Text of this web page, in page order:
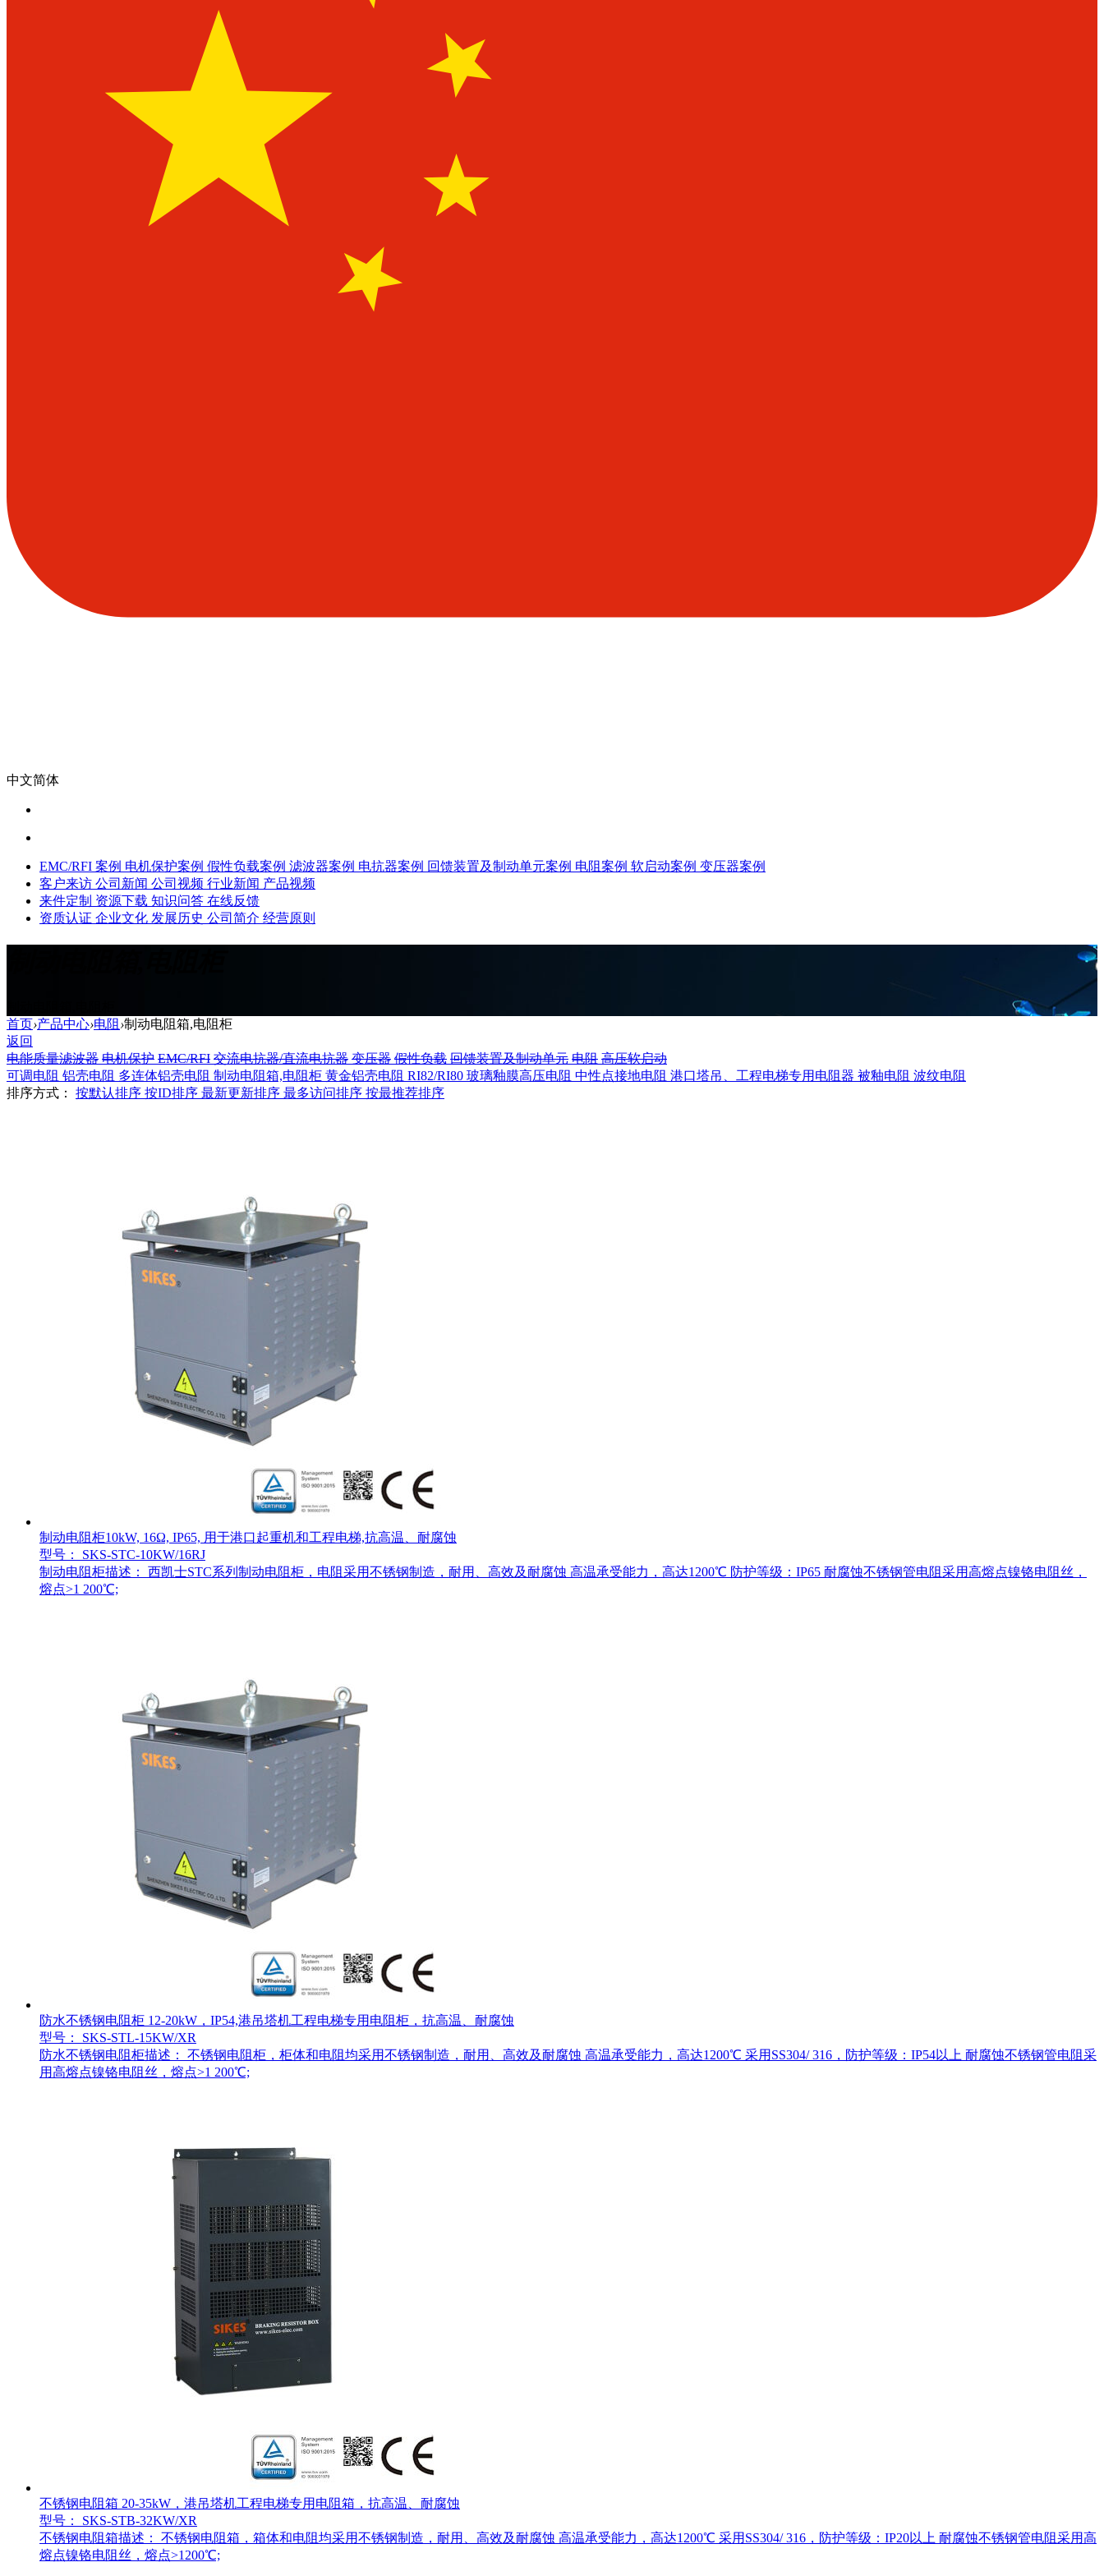
中文简体
EMC/RFI 案例 电机保护案例 假性负载案例 滤波器案例 电抗器案例 回馈装置及制动单元案例 电阻案例 软启动案例 变压器案例
客户来访 公司新闻 公司视频 行业新闻 产品视频
来件定制 资源下载 知识问答 在线反馈
资质认证 企业文化 发展历史 公司简介 经营原则
首页›产品中心›电阻 ›制动电阻箱,电阻柜
返回
电能质量滤波器 电机保护 EMC/RFI 交流电抗器/直流电抗器 变压器 假性负载 回馈装置及制动单元 电阻 高压软启动
可调电阻 铝壳电阻 多连体铝壳电阻 制动电阻箱,电阻柜 黄金铝壳电阻 RI82/RI80 玻璃釉膜高压电阻 中性点接地电阻 港口塔吊、工程电梯专用电阻器 被釉电阻 波纹电阻
排序方式：
按默认排序 按ID排序 最新更新排序 最多访问排序 按最推荐排序
制动电阻柜10kW, 16Ω, IP65, 用于港口起重机和工程电梯,抗高温、耐腐蚀
型号： SKS-STC-10KW/16RJ
制动电阻柜描述： 西凯士STC系列制动电阻柜，电阻采用不锈钢制造，耐用、高效及耐腐蚀 高温承受能力，高达1200℃ 防护等级：IP65 耐腐蚀不锈钢管电阻采用高熔点镍铬电阻丝，
熔点>1 200℃;
防水不锈钢电阻柜 12-20kW，IP54,港吊塔机工程电梯专用电阻柜，抗高温、耐腐蚀
型号： SKS-STL-15KW/XR
防水不锈钢电阻柜描述： 不锈钢电阻柜，柜体和电阻均采用不锈钢制造，耐用、高效及耐腐蚀 高温承受能力，高达1200℃ 采用SS304/ 316，防护等级：IP54以上 耐腐蚀不锈钢管电阻采
用高熔点镍铬电阻丝，熔点>1 200℃;
不锈钢电阻箱 20-35kW，港吊塔机工程电梯专用电阻箱，抗高温、耐腐蚀
型号： SKS-STB-32KW/XR
不锈钢电阻箱描述： 不锈钢电阻箱，箱体和电阻均采用不锈钢制造，耐用、高效及耐腐蚀 高温承受能力，高达1200℃ 采用SS304/ 316，防护等级：IP20以上 耐腐蚀不锈钢管电阻采用高
熔点镍铬电阻丝，熔点>1200℃;